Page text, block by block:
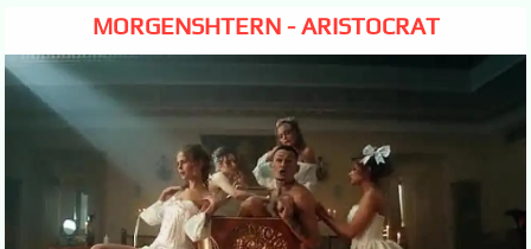
MORGENSHTERN - ARISTOCRAT